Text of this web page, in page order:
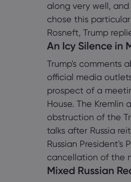
along very well,
chose this
Rosneft, Trump
An Icy Silence in
Trump's comments
official media
prospect of a
House. The Kremlin
obstruction of the
talks after Russia
Russian President's
cancellation of the
Mixed Russian